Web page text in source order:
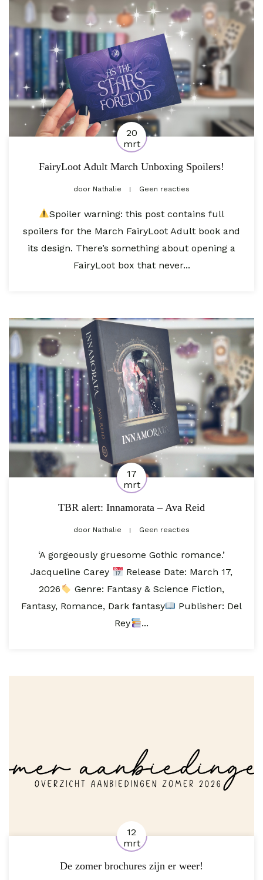
20
mrt
FairyLoot Adult March Unboxing Spoilers!
door Nathalie Geen reacties
Spoiler warning: this post contains full
spoilers for the March FairyLoot Adult book and
its design. There’s something about opening a
FairyLoot box that never...
17
mrt
TBR alert: Innamorata – Ava Reid
door Nathalie Geen reacties
‘A gorgeously gruesome Gothic romance.’
Jacqueline Carey
Release Date: March 17,
2026⁣
Genre: Fantasy & Science Fiction,
Fantasy, Romance, Dark fantasy
Publisher: Del
Rey
...
12
mrt
De zomer brochures zijn er weer!